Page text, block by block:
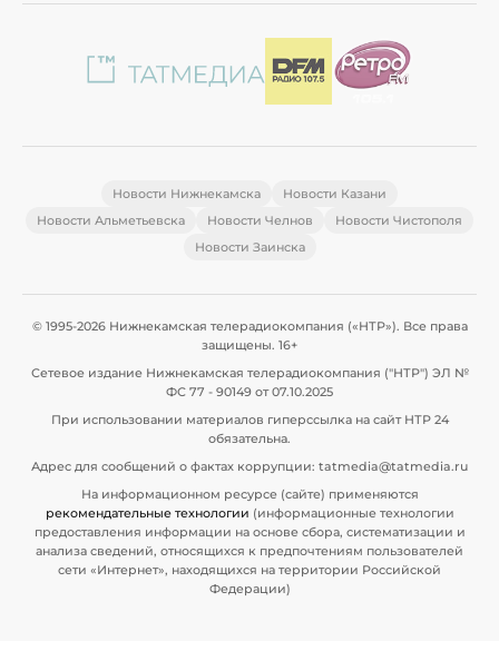
Новости Нижнекамска
Новости Казани
Новости Альметьевска
Новости Челнов
Новости Чистополя
Новости Заинска
© 1995-2026 Нижнекамская телерадиокомпания («НТР»). Все права
защищены. 16+
Сетевое издание Нижнекамская телерадиокомпания ("НТР") ЭЛ №
ФС 77 - 90149 от 07.10.2025
При использовании материалов гиперссылка на сайт НТР 24
обязательна.
Адрес для сообщений о фактах коррупции: tatmedia@tatmedia.ru
На информационном ресурсе (сайте) применяются
рекомендательные технологии (информационные технологии
предоставления информации на основе сбора, систематизации и
анализа сведений, относящихся к предпочтениям пользователей
сети «Интернет», находящихся на территории Российской
Федерации)